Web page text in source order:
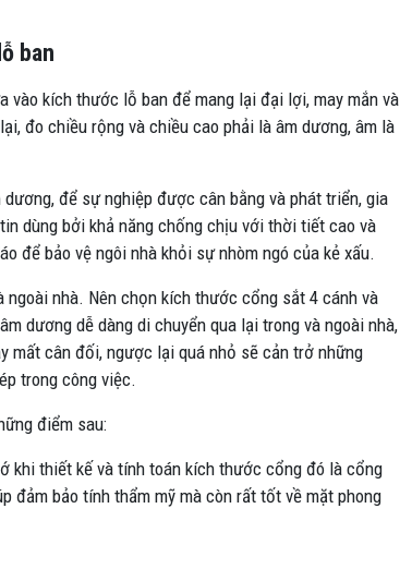
ban
kích thước lỗ ban để mang lại đại lợi, may mắn và
đo chiều rộng và chiều cao phải là âm dương, âm là
để sự nghiệp được cân bằng và phát triển, gia
dùng bởi khả năng chống chịu với thời tiết cao và
để bảo vệ ngôi nhà khỏi sự nhòm ngó của kẻ xấu.
nhà. Nên chọn kích thước cổng sắt 4 cánh và
dương dễ dàng di chuyển qua lại trong và ngoài nhà,
mất cân đối, ngược lại quá nhỏ sẽ cản trở những
trong công việc.
điểm sau:
khi thiết kế và tính toán kích thước cổng đó là cổng
đảm bảo tính thẩm mỹ mà còn rất tốt về mặt phong